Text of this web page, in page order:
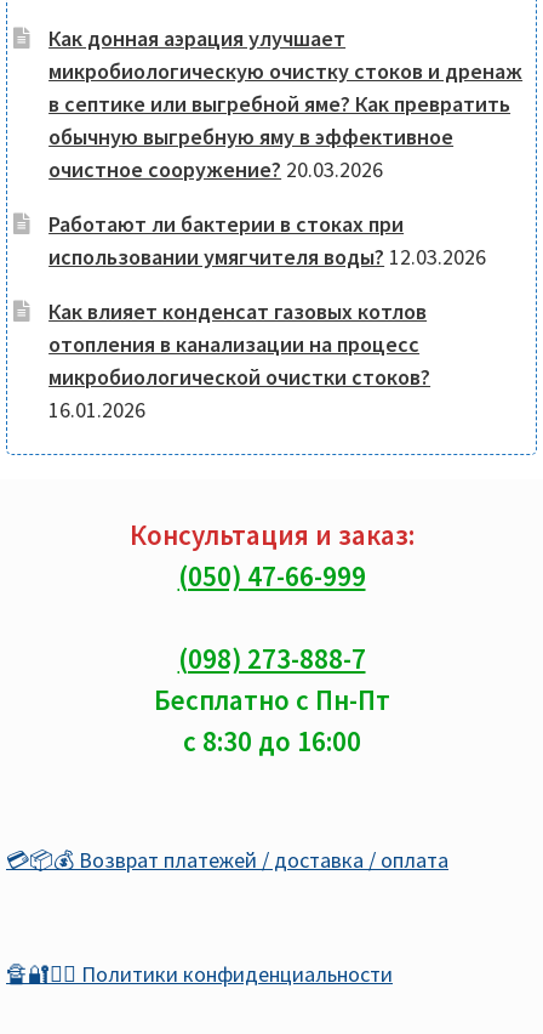
Как донная аэрация улучшает
микробиологическую очистку стоков и дренаж
в септике или выгребной яме? Как превратить
обычную выгребную яму в эффективное
очистное сооружение? 20.03.2026
Работают ли бактерии в стоках при
использовании умягчителя воды? 12.03.2026
Как влияет конденсат газовых котлов
отопления в канализации на процесс
микробиологической очистки стоков?
16.01.2026
Консультация и заказ:
(050) 47-66-999
(098) 273-888-7
Бесплатно с Пн-Пт
с 8:30 до 16:00
💳📦💰 Возврат платежей / доставка / оплата
🔏🔐🕵️‍♂️ Политики конфиденциальности